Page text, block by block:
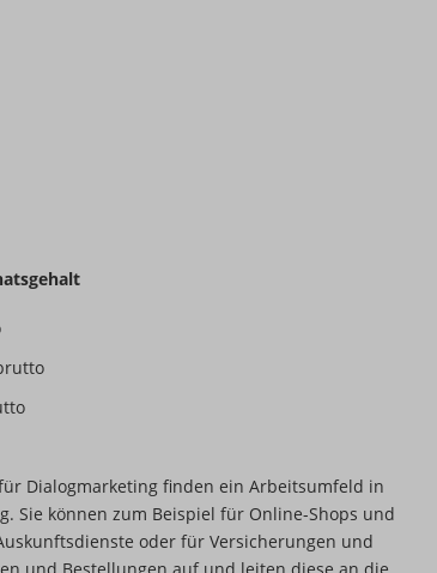
Dialogmarketing finden ein Arbeitsumfeld in
Sie können zum Beispiel für Online-Shops und
oder für Versicherungen und